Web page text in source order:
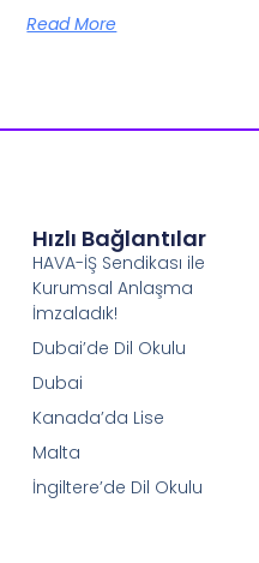
Read More
Hızlı Bağlantılar
HAVA-İŞ Sendikası ile
Kurumsal Anlaşma
İmzaladık!
Dubai’de Dil Okulu
Dubai
Kanada’da Lise
Malta
İngiltere’de Dil Okulu